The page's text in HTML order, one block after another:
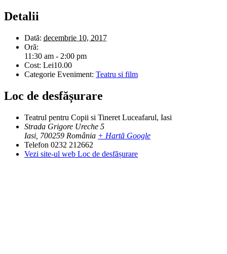
Detalii
Dată: decembrie 10, 2017
Oră:
11:30 am - 2:00 pm
Cost: Lei10.00
Categorie Eveniment: Teatru si film
Loc de desfășurare
Teatrul pentru Copii si Tineret Luceafarul, Iasi
Strada Grigore Ureche 5
Iasi 700259 România + Hartă Google
Telefon 0232 212662
Vezi site-ul web Loc de desfășurare